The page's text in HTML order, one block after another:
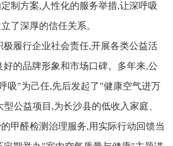
制方案,人性化的服务举措,让深呼吸
了深厚的信任关系。
履行企业社会责任,开展各类公益活
的品牌形象和市场口碑。多年来,公
吸"为己任,先后发起了"健康空气进万
公益项目,为长沙县的低收入家庭、
甲醛检测治理服务,用实际行动回馈当